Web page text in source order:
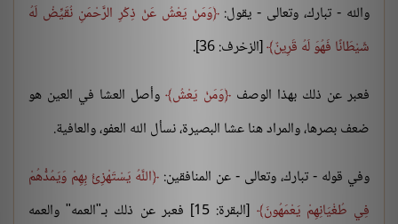
والله - تبارك، وتعالى - يقول: وَمَنْ يَعْشُ عَنْ ذِكْرِ الرَّحْمَنِ نُقَيِّضْ لَهُ
شَيْطَانًا فَهُوَ لَهُ قَرِينٌ [الزخرف: 36].
فعبر عن ذلك بهذا الوصف وَمَنْ يَعْشُ وأصل العشا في العين هو
ضعف بصرها، والمراد هنا عشا البصيرة، نسأل الله العفو، والعافية.
وفي قوله - تبارك، وتعالى - عن المنافقين: اللَّهُ يَسْتَهْزِئُ بِهِمْ وَيَمُدُّهُمْ
فِي طُغْيَانِهِمْ يَعْمَهُونَ
[البقرة: 15] فعبر عن ذلك بـ"العمه" والعمه